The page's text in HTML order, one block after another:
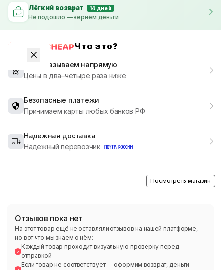
Лёгкий возврат 14 дней
Не подошло — вернём деньги
Что это?
Мы заказываем напрямую
Цены в два–четыре раза ниже
Безопасные платежи
Принимаем карты любых банков РФ
Надежная доставка
Надежный перевозчик
Посмотреть магазин
Отзывов пока нет
На этот товар ещё не оставляли отзывов на нашей платформе,
но вот что мы знаем о нём:
Каждый товар проходит визуальную проверку перед
отправкой
Если товар не соответствует — оформим возврат, деньги